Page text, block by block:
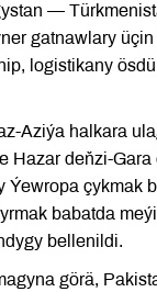
—
gatnawlary
logistikany
Aziýa halkara
Hazar deňzi-
Ýewropa çykmak
babatda
bellenildi.
görä,